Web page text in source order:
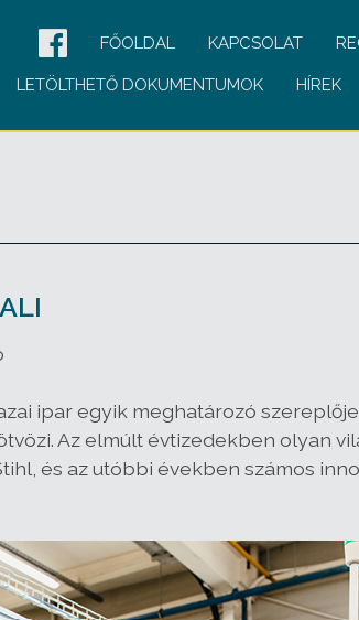
FŐOLDAL KAPCSOLAT
LETÖLTHETŐ DOKUMENTUMOK HÍREK
ipar egyik meghatározó
Az elmúlt évtizedekben olyan
és az utóbbi években számos